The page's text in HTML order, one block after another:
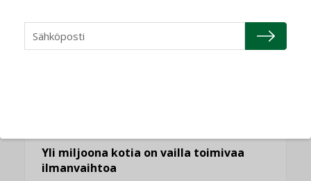
Puheista tekoihin – uusin teknologia
Yli miljoona kotia on vailla toimivaa
ilmanvaihtoa